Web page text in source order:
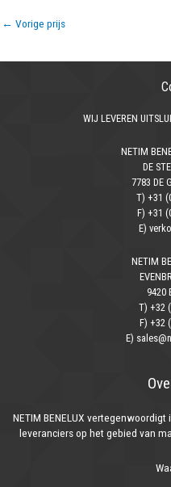
← Vorige prijs
WIJ LEVEREN
NETIM
DE
7783 DE
T) +31
F) +31
E)
NETIM
9420
T) +32
F) +32
E)
NETIM BENELUX
leveranciers op het gebied van